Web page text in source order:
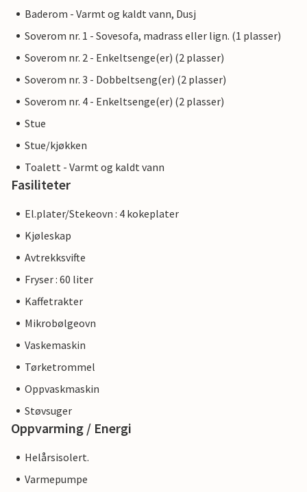
Baderom - Varmt og kaldt vann, Dusj
Soverom nr. 1 - Sovesofa, madrass eller lign. (1 plasser)
Soverom nr. 2 - Enkeltsenge(er) (2 plasser)
Soverom nr. 3 - Dobbeltseng(er) (2 plasser)
Soverom nr. 4 - Enkeltsenge(er) (2 plasser)
Stue
Stue/kjøkken
Toalett - Varmt og kaldt vann
Fasiliteter
El.plater/Stekeovn : 4 kokeplater
Kjøleskap
Avtrekksvifte
Fryser : 60 liter
Kaffetrakter
Mikrobølgeovn
Vaskemaskin
Tørketrommel
Oppvaskmaskin
Støvsuger
Oppvarming / Energi
Helårsisolert.
Varmepumpe